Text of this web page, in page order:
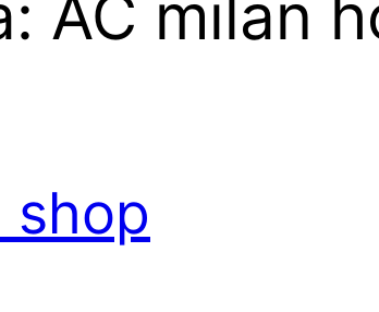
AC milan
shop